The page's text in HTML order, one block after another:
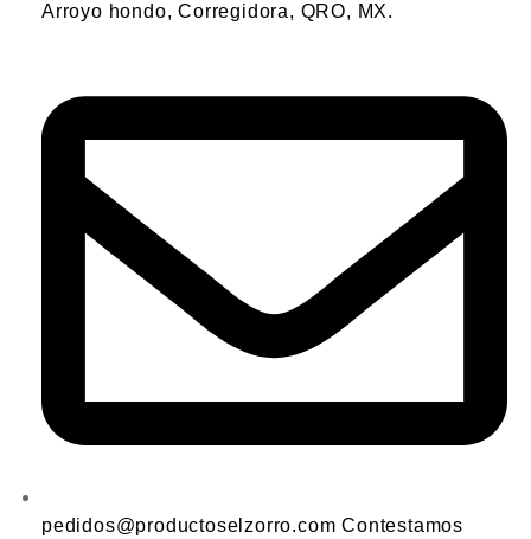
Arroyo hondo, Corregidora, QRO, MX.
pedidos@productoselzorro.com Contestamos